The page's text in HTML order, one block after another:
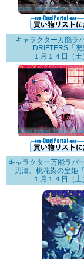
キャラクター万能ラ
DRIFTERS「廃
１月１４日（
キャラクター万能ラ
刃濤、桃花染の皇姫
１月１４日（